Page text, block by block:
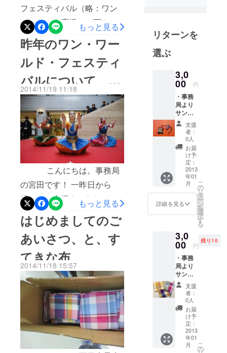
フェスティバル（略：ワン
フェス）を応援して下さっ
ている皆様、誠に有難うご
ざいます。 突然ですが、
「サモサ」という料理を御
存知でしょうか！？ サモサ
とはカレーで味付けた具を
揚げたインドの春巻きのよ
うな食べ物です。私が初め
てこの料理に出会ったのは
ワンフェスのインド料理模
擬店でした。あまりの美味
しさに何度も購入し、イン
ド人の方と知らず知らずの
うちに仲良くなり、今でも
交友関係が続いています。
ワンフェスではＮＧＯ等の
活動紹介やステージプログ
ラム等、様々な企画があり
ますが、民族料理店も人気
です！毎年多くの方々が各
国の味に挑戦し、食を通し
た国際交流を楽しんでいま
す。今年度も民族料理店が
出展予定ですので、是非お
もっと見る
昨年のワン・ワー
ルド・フェスティ
バルについて、少
しだけ紹介させて
いただきます。
2014/11/19 11:18
こんにちは。事務局
の宮田です！ 一昨日から
続々とご支援をいただいて
おります。本当にありがと
うございます。皆さまのお
気持ちのおかげで、スタッ
フの元気とやる気がどんど
ん高まっております。 さ
て今日は、昨年のワン・
ワールド・フェスティバル
の様子を少し紹介させてい
ただきたいと思います。 こ
ちらは民族舞踊のステージ
もっと見る
はじめましてのご
あいさつ、と、す
てきな布
2014/11/18 15:57
という、今
年で22回目
を迎える国
際交流を
テーマにし
たイベント
を行ってお
ります。
ワールド・
フェスティ
バルの概要
＊
日時：2015
（土）、8日
（日）10:00
～17:00
場所：関テ
レ扇町スク
エア・北区
ター・扇町
入場料：無
リターンを
選ぶ
3,0
00 円
・事務
局より
サンク
スメー
ル ・会
場内の
サンク
スボー
ドでお
名前を
紹介 ・
グラミ
ン・
フェリ
シモ・
チェッ
地 ・ハ
チエモ
ンスト
ラップ
舞妓
バー
ジョン
（実行
委員関
西テレ
ビ(株)よ
り） ※
お返し
詳細は
本文に
支援
者：
0人
お届
け予
定：
2013
年01
月
詳細を見る
こ
の
リ
タ
ー
ン
を
選
択
す
る
3,0
00 円
残り10
・事務
局より
サンク
スメー
ル ・会
場内の
サンク
スボー
ドでお
名前を
紹介 ・
グラミ
支援
者：
0人
お届
け予
定：
2013
年01
月
こ
の